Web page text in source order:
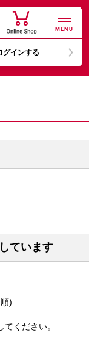
MENU
グインする
ています
)
ください。